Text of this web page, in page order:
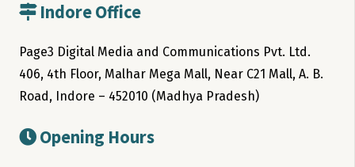
Indore Office
Page3 Digital Media and Communications Pvt. Ltd.
406, 4th Floor, Malhar Mega Mall, Near C21 Mall, A. B.
Road, Indore – 452010 (Madhya Pradesh)
Opening Hours